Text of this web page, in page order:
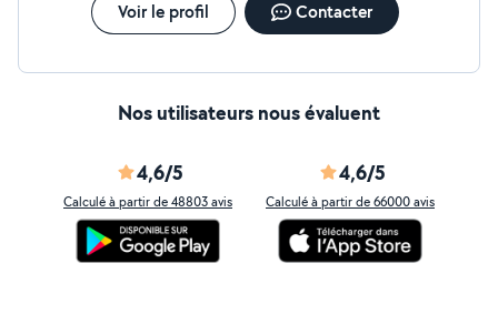
Voir le profil Contacter
Nos utilisateurs nous évaluent
4,6/5
Calculé à partir de 48803 avis
4,6/5
Calculé à partir de 66000 avis